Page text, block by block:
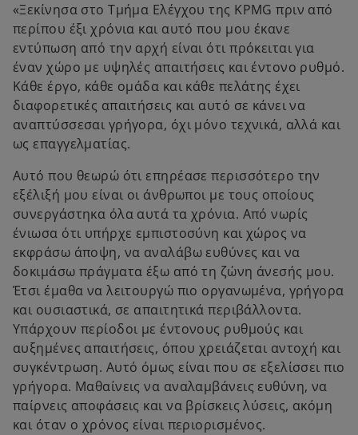
«Ξεκίνησα στο Τμήμα Ελέγχου της KPMG πριν από
περίπου έξι χρόνια και αυτό που μου έκανε
εντύπωση από την αρχή είναι ότι πρόκειται για
έναν χώρο με υψηλές απαιτήσεις και έντονο ρυθμό.
Κάθε έργο, κάθε ομάδα και κάθε πελάτης έχει
διαφορετικές απαιτήσεις και αυτό σε κάνει να
αναπτύσσεσαι γρήγορα, όχι μόνο τεχνικά, αλλά και
ως επαγγελματίας.
Αυτό που θεωρώ ότι επηρέασε περισσότερο την
εξέλιξή μου είναι οι άνθρωποι με τους οποίους
συνεργάστηκα όλα αυτά τα χρόνια. Από νωρίς
ένιωσα ότι υπήρχε εμπιστοσύνη και χώρος να
εκφράσω άποψη, να αναλάβω ευθύνες και να
δοκιμάσω πράγματα έξω από τη ζώνη άνεσής μου.
Έτσι έμαθα να λειτουργώ πιο οργανωμένα, γρήγορα
και ουσιαστικά, σε απαιτητικά περιβάλλοντα.
Υπάρχουν περίοδοι με έντονους ρυθμούς και
αυξημένες απαιτήσεις, όπου χρειάζεται αντοχή και
συγκέντρωση. Αυτό όμως είναι που σε εξελίσσει πιο
γρήγορα. Μαθαίνεις να αναλαμβάνεις ευθύνη, να
παίρνεις αποφάσεις και να βρίσκεις λύσεις, ακόμη
και όταν ο χρόνος είναι περιορισμένος.